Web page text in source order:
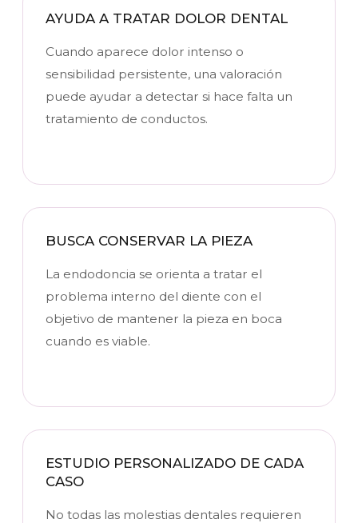
AYUDA A TRATAR DOLOR DENTAL
Cuando aparece dolor intenso o
sensibilidad persistente, una valoración
puede ayudar a detectar si hace falta un
tratamiento de conductos.
BUSCA CONSERVAR LA PIEZA
La endodoncia se orienta a tratar el
problema interno del diente con el
objetivo de mantener la pieza en boca
cuando es viable.
ESTUDIO PERSONALIZADO DE CADA
CASO
No todas las molestias dentales requieren